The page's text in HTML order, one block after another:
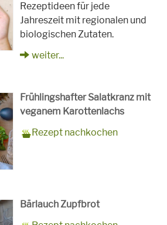
Rezeptideen für jede
Jahreszeit mit regionalen und
biologischen Zutaten.
weiter...
Frühlingshafter Salatkranz mit
veganem Karottenlachs
für
Schlagworte
Beilagen, Hauptspeisen, Jause,
Rezept nachkochen
Bärlauch Zupfbrot